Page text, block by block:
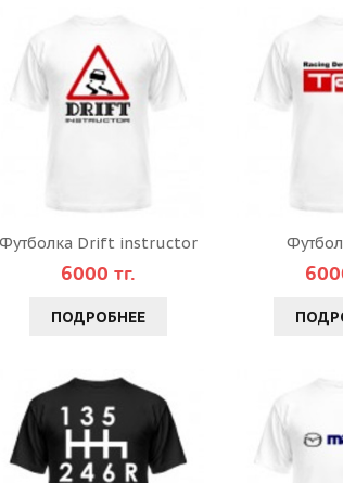
Футболка Drift instructor
6000 тг.
ПОДРОБНЕЕ